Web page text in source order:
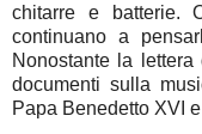
chitarre e batterie.
continuano a
Nonostante la
documenti sulla
Papa Benedetto XVI